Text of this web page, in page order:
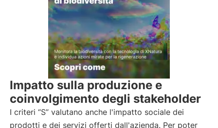
Impatto sulla produzione e
coinvolgimento degli stakeholder
I criteri “S” valutano anche l'impatto sociale dei
prodotti e dei servizi offerti dall'azienda. Per poter